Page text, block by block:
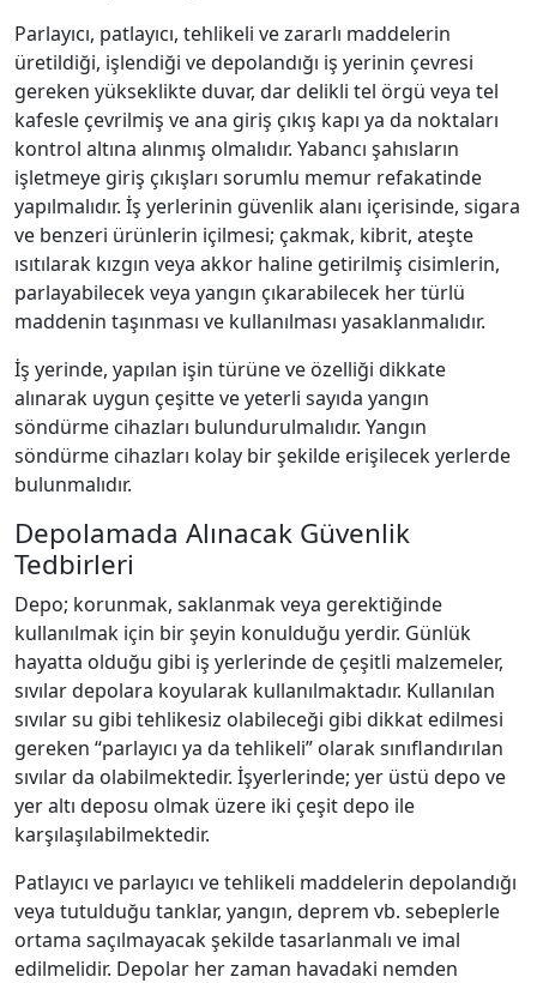
Parlayıcı, patlayıcı, tehlikeli ve zararlı maddelerin
üretildiği, işlendiği ve depolandığı iş yerinin çevresi
gereken yükseklikte duvar, dar delikli tel örgü veya tel
kafesle çevrilmiş ve ana giriş çıkış kapı ya da noktaları
kontrol altına alınmış olmalıdır. Yabancı şahısların
işletmeye giriş çıkışları sorumlu memur refakatinde
yapılmalıdır. İş yerlerinin güvenlik alanı içerisinde, sigara
ve benzeri ürünlerin içilmesi; çakmak, kibrit, ateşte
ısıtılarak kızgın veya akkor haline getirilmiş cisimlerin,
parlayabilecek veya yangın çıkarabilecek her türlü
maddenin taşınması ve kullanılması yasaklanmalıdır.
İş yerinde, yapılan işin türüne ve özelliği dikkate
alınarak uygun çeşitte ve yeterli sayıda yangın
söndürme cihazları bulundurulmalıdır. Yangın
söndürme cihazları kolay bir şekilde erişilecek yerlerde
bulunmalıdır.
Depolamada Alınacak Güvenlik
Tedbirleri
Depo; korunmak, saklanmak veya gerektiğinde
kullanılmak için bir şeyin konulduğu yerdir. Günlük
hayatta olduğu gibi iş yerlerinde de çeşitli malzemeler,
sıvılar depolara koyularak kullanılmaktadır. Kullanılan
sıvılar su gibi tehlikesiz olabileceği gibi dikkat edilmesi
gereken “parlayıcı ya da tehlikeli” olarak sınıflandırılan
sıvılar da olabilmektedir. İşyerlerinde; yer üstü depo ve
yer altı deposu olmak üzere iki çeşit depo ile
karşılaşılabilmektedir.
Patlayıcı ve parlayıcı ve tehlikeli maddelerin depolandığı
veya tutulduğu tanklar, yangın, deprem vb. sebeplerle
ortama saçılmayacak şekilde tasarlanmalı ve imal
edilmelidir. Depolar her zaman havadaki nemden